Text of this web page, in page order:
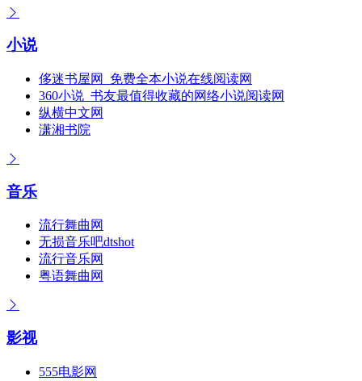
小说
侈迷书屋网_免费全本小说在线阅读网
360小说_书友最值得收藏的网络小说阅读网
纵横中文网
潇湘书院
音乐
流行舞曲网
无损音乐吧dtshot
流行音乐网
粤语舞曲网
影视
555电影网